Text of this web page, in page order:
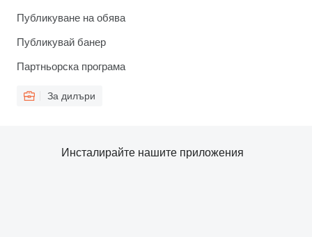
Публикуване на обява
Публикувай банер
Партньорска програма
За дилъри
Инсталирайте нашите приложения